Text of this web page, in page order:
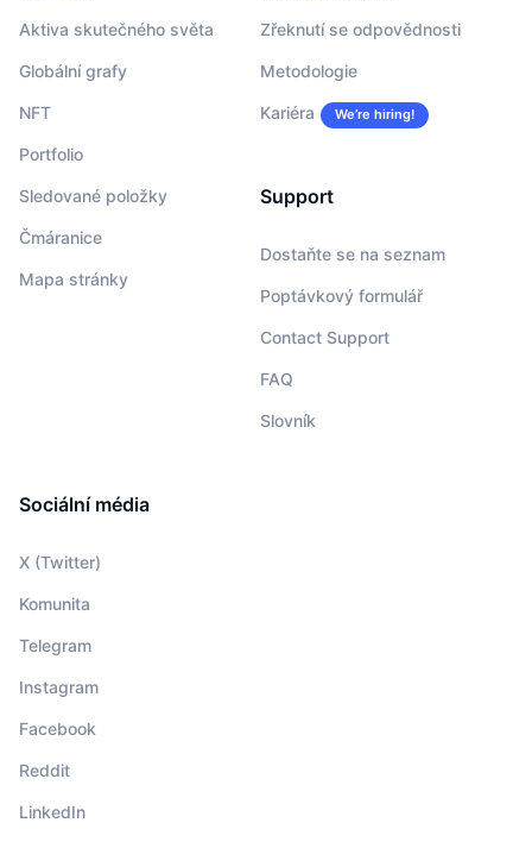
Aktiva skutečného světa
Globální grafy
NFT
Portfolio
Sledované položky
Čmáranice
Mapa stránky
Zřeknutí se odpovědnosti
Metodologie
Kariéra We’re hiring!
Support
Dostaňte se na seznam
Poptávkový formulář
Contact Support
FAQ
Slovník
Sociální média
X (Twitter)
Komunita
Telegram
Instagram
Facebook
Reddit
LinkedIn